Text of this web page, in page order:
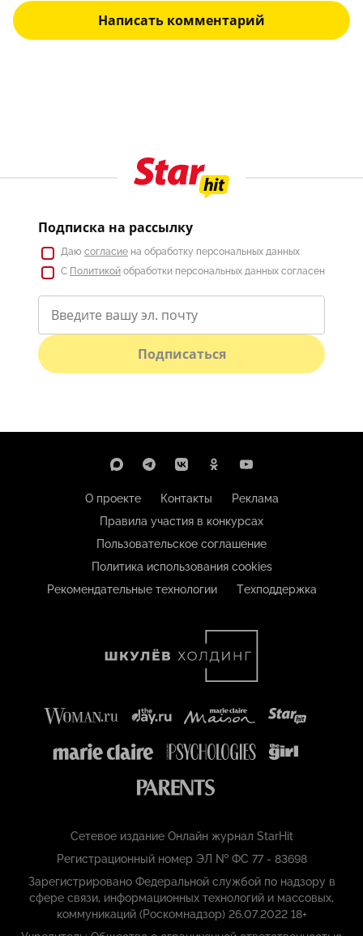
Написать комментарий
Подписка на рассылку
Даю согласие на обработку персональных данных
С Политикой обработки персональных данных согласен
Подписаться
О проекте Контакты
Реклама
Правила участия в конкурсах
Пользовательское соглашение
Политика использования cookies
Рекомендательные технологии
Техподдержка
Сетевое издание Онлайн журнал StarHit
Регистрационный номер ЭЛ № ФС 77 - 83698
Зарегистрировано Федеральной службой по надзору в
сфере связи, информационных технологий и массовых,
коммуникаций (Роскомнадзор) 26.07.2022 18+